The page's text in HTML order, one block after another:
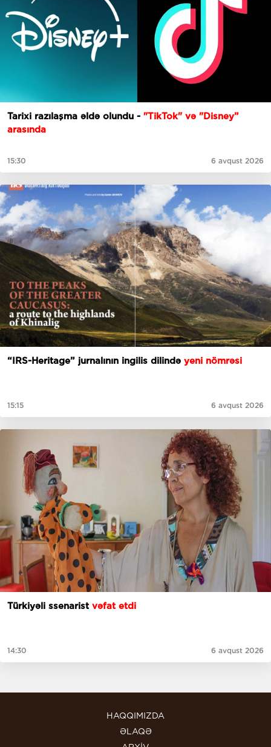
Tarixi razılaşma əldə olundu - "TikTok" və "Disney”
arasında
15:30 6 avqust 2026
“IRS-Heritage” jurnalının ingilis dilində yeni nömrəsi
15:15 6 avqust 2026
Türkiyəli ssenarist vəfat etdi
14:30 6 avqust 2026
HAQQIMIZDA
ƏLAQƏ